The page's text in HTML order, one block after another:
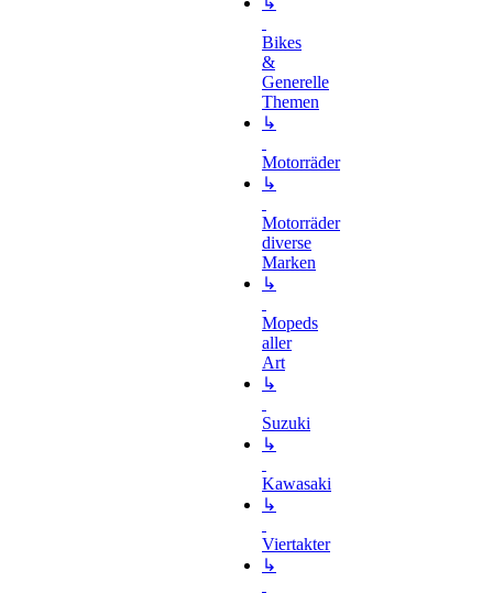
Bikes
&
Generelle
Themen
↳
Motorräder
↳
Motorräder
diverse
Marken
↳
Mopeds
aller
Art
↳
Suzuki
↳
Kawasaki
↳
Viertakter
↳